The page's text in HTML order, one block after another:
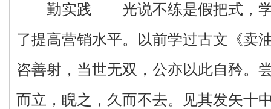
勤实践 光说不练是假把式，学
了提高营销水平。以前学过古文《卖
咨善射，当世无双，公亦以此自矜。
而立，睨之，久而不去。见其发矢十